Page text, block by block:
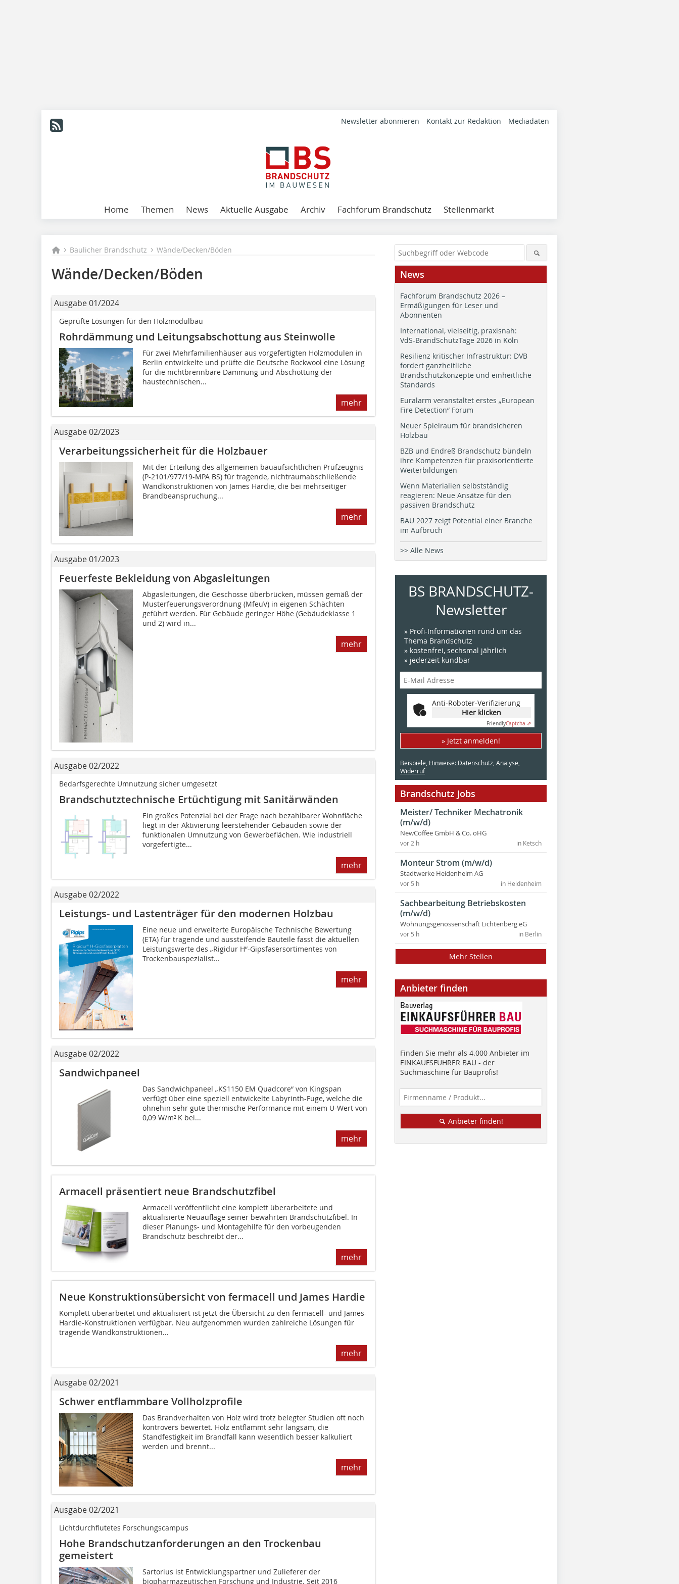
Newsletter abonnieren Kontakt zur Redaktion Mediadaten
Home Themen News Aktuelle Ausgabe Archiv Fachforum Brandschutz Stellenmarkt
Baulicher Brandschutz Wände/Decken/Böden
Wände/Decken/Böden
Ausgabe 01/2024
Geprüfte Lösungen für den Holzmodulbau
Rohrdämmung und Leitungsabschottung aus Steinwolle
Für zwei Mehrfamilienhäuser aus vorgefertigten Holzmodulen in
Berlin entwickelte und prüfte die Deutsche Rockwool eine Lösung
für die nichtbrennbare Dämmung und Abschottung der
haustechnischen...
mehr
Ausgabe 02/2023
Verarbeitungssicherheit für die Holzbauer
Mit der Erteilung des allgemeinen bauaufsichtlichen Prüfzeugnis
(P-2101/977/19-MPA BS) für tragende, nichtraumabschließende
Wandkonstruktionen von James Hardie, die bei mehrseitiger
Brandbeanspruchung...
mehr
Ausgabe 01/2023
Feuerfeste Bekleidung von Abgasleitungen
Abgasleitungen, die Geschosse überbrücken, müssen gemäß der
Muster­feuerungsverordnung (MfeuV) in eigenen Schächten
geführt werden. Für Gebäude geringer Höhe (Gebäudeklasse 1
und 2) wird in...
mehr
Ausgabe 02/2022
Bedarfsgerechte Umnutzung sicher umgesetzt
Brandschutztechnische Ertüchtigung mit Sanitärwänden
Ein großes Potenzial bei der Frage nach bezahlbarer Wohnfläche
liegt in der Aktivierung leerstehender Gebäuden sowie der
funktionalen Umnutzung von Gewerbeflächen. Wie industriell
vorgefertigte...
mehr
Ausgabe 02/2022
Leistungs- und Lastenträger für den modernen Holzbau
Eine neue und erweiterte Europäische Technische Bewertung
(ETA) für tragende und aussteifende Bauteile fasst die aktuellen
Leistungswerte des „Rigidur H“-Gipsfasersortimentes von
Trockenbauspezialist...
mehr
Ausgabe 02/2022
Sandwichpaneel
Das Sandwichpaneel „KS1150 EM Quadcore“ von Kingspan
verfügt über eine speziell entwickelte Labyrinth-Fuge, welche die
ohnehin sehr gute thermische Performance mit einem U-Wert von
0,09 W/m² K bei...
mehr
Armacell präsentiert neue Brandschutzfibel
Armacell veröffentlicht eine komplett überarbeitete und
aktualisierte Neuauflage seiner bewährten Brandschutzfibel. In
dieser Planungs- und Montagehilfe für den vorbeugenden
Brandschutz beschreibt der...
mehr
Neue Konstruktionsübersicht von fermacell und James Hardie
Komplett überarbeitet und aktualisiert ist jetzt die Übersicht zu den fermacell- und James-
Hardie-Konstruktionen verfügbar. Neu aufgenommen wurden zahlreiche Lösungen für
tragende Wandkonstruktionen...
mehr
Ausgabe 02/2021
Schwer entflammbare Vollholzprofile
Das Brandverhalten von Holz wird trotz belegter Studien oft noch
kontrovers bewertet. Holz entflammt sehr langsam, die
Standfestigkeit im Brandfall kann wesentlich besser kalkuliert
werden und brennt...
mehr
Ausgabe 02/2021
Lichtdurchflutetes Forschungscampus
Hohe Brandschutzanforderungen an den Trockenbau
gemeistert
Sartorius ist Entwicklungspartner und Zulieferer der
biopharmazeutischen Forschung und Industrie. Seit 2016
News
Fachforum Brandschutz 2026 –
Ermäßigungen für Leser und
Abonnenten
International, vielseitig, praxisnah:
VdS-BrandSchutzTage 2026 in Köln
Resilienz kritischer Infrastruktur: DVB
fordert ganzheitliche
Brandschutzkonzepte und einheitliche
Standards
Euralarm veranstaltet erstes „European
Fire Detection“ Forum
Neuer Spielraum für brandsicheren
Holzbau
BZB und Endreß Brandschutz bündeln
ihre Kompetenzen für praxisorientierte
Weiterbildungen
Wenn Materialien selbstständig
reagieren: Neue Ansätze für den
passiven Brandschutz
BAU 2027 zeigt Potential einer Branche
im Aufbruch
>> Alle News
BS BRANDSCHUTZ-
Newsletter
» Profi-Informationen rund um das
Thema Brandschutz
» kostenfrei, sechsmal jährlich
» jederzeit kündbar
Anti-Roboter-Verifizierung
Hier klicken
FriendlyCaptcha ⇗
» Jetzt anmelden!
Beispiele, Hinweise: Datenschutz, Analyse,
Widerruf
Brandschutz Jobs
Meister/ Techniker Mechatronik
(m/w/d)
NewCoffee GmbH & Co. oHG
in Ketsch
vor 2 h
Monteur Strom (m/w/d)
Stadtwerke Heidenheim AG
in Heidenheim
vor 5 h
Sachbearbeitung Betriebskosten
(m/w/d)
Wohnungsgenossenschaft Lichtenberg eG
in Berlin
vor 5 h
Mehr Stellen
Anbieter finden
Finden Sie mehr als 4.000 Anbieter im
EINKAUFSFÜHRER BAU - der
Suchmaschine für Bauprofis!
Anbieter finden!